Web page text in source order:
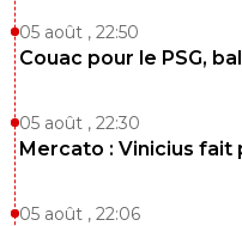
05 août , 22:50
Couac pour le PSG,
05 août , 22:30
Mercato : Vinicius fait
05 août , 22:06